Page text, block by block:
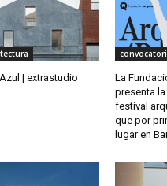
| extrastudio
La
presenta
festival
que por
lugar en